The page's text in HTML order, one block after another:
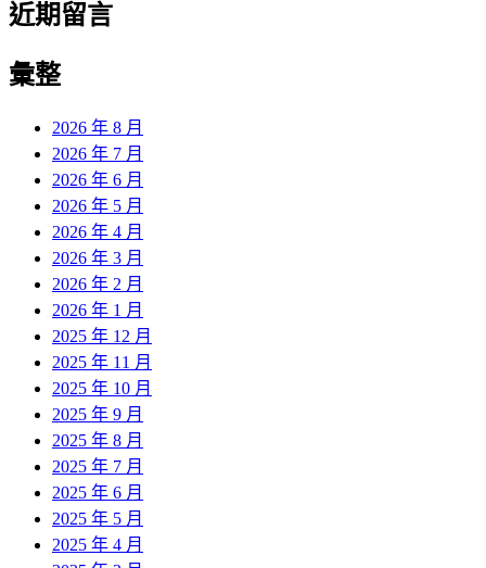
近期留言
彙整
2026 年 8 月
2026 年 7 月
2026 年 6 月
2026 年 5 月
2026 年 4 月
2026 年 3 月
2026 年 2 月
2026 年 1 月
2025 年 12 月
2025 年 11 月
2025 年 10 月
2025 年 9 月
2025 年 8 月
2025 年 7 月
2025 年 6 月
2025 年 5 月
2025 年 4 月